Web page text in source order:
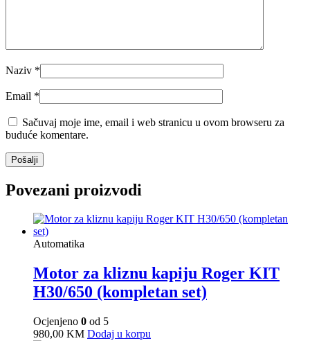
Naziv *
Email *
Sačuvaj moje ime, email i web stranicu u ovom browseru za
buduće komentare.
Povezani proizvodi
Automatika
Motor za kliznu kapiju Roger KIT
H30/650 (kompletan set)
Ocjenjeno 0 od 5
980,00 KM Dodaj u korpu